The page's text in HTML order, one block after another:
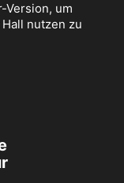
Version, um
nutzen zu